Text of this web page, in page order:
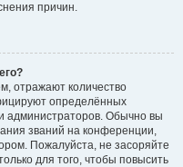
причин.
отражают количество
определённых
администраторов. Обычно вы
званий на конференции,
Пожалуйста, не засоряйте
для того, чтобы повысить